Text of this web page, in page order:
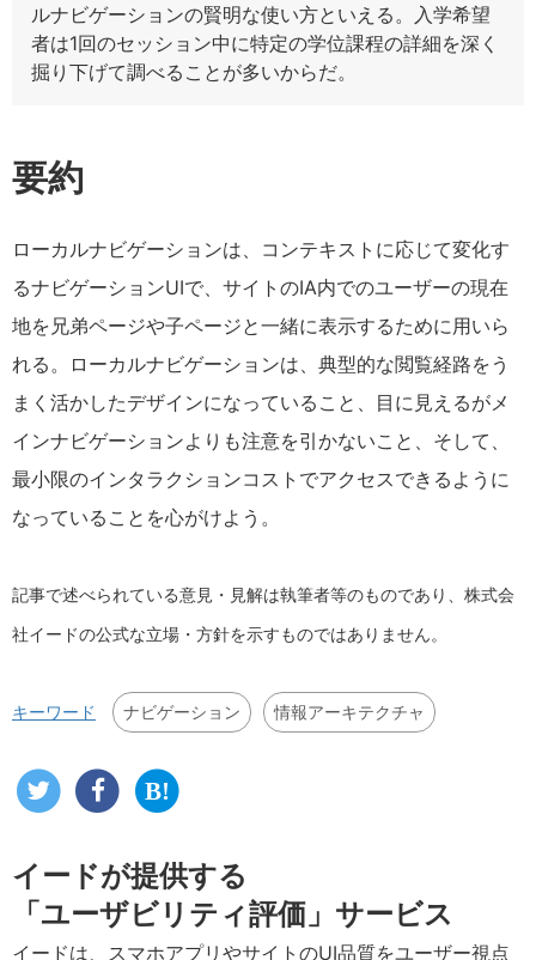
ルナビゲーションの賢明な使い方といえる。入学希望
者は1回のセッション中に特定の学位課程の詳細を深く
掘り下げて調べることが多いからだ。
要約
ローカルナビゲーションは、コンテキストに応じて変化す
るナビゲーションUIで、サイトのIA内でのユーザーの現在
地を兄弟ページや子ページと一緒に表示するために用いら
れる。ローカルナビゲーションは、典型的な閲覧経路をう
まく活かしたデザインになっていること、目に見えるがメ
インナビゲーションよりも注意を引かないこと、そして、
最小限のインタラクションコストでアクセスできるように
なっていることを心がけよう。
記事で述べられている意見・見解は執筆者等のものであり、株式会
社イードの公式な立場・方針を示すものではありません。
キーワード ナビゲーション 情報アーキテクチャ
イードが提供する
「ユーザビリティ評価」サービス
イードは、スマホアプリやサイトのUI品質をユーザー視点